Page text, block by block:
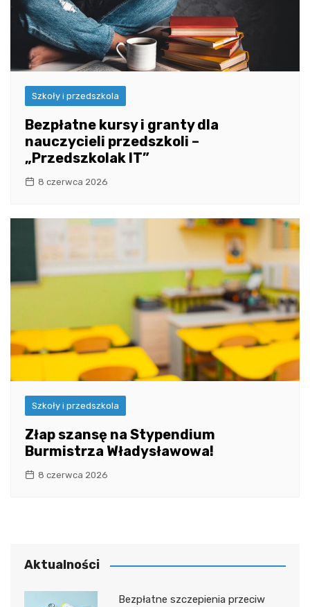
Szkoły i przedszkola
Bezpłatne kursy i granty dla
nauczycieli przedszkoli –
„Przedszkolak IT”
8 czerwca 2026
Szkoły i przedszkola
Złap szansę na Stypendium
Burmistrza Władysławowa!
8 czerwca 2026
Aktualności
Bezpłatne szczepienia przeciw